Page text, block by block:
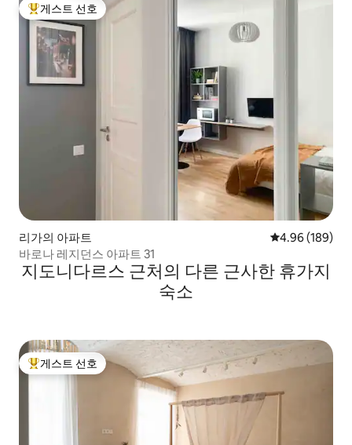
상위 게스트 선호
게스트 선호
리가의 아파트 평점 4.96점(5
4.96 (189)
바로나 레지던스 아파트 31
지도니다르스 근처의 다른 근사한 휴가지
숙소
상위 게스트 선호
게스트 선호